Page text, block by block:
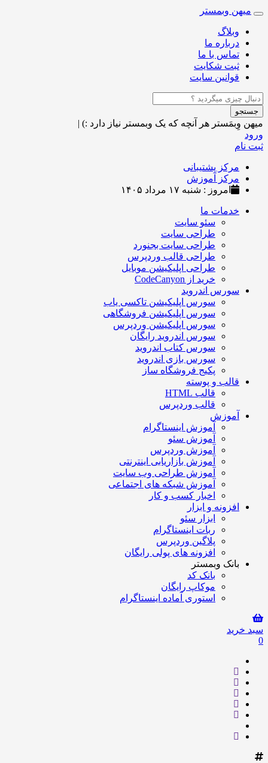
Toggle
navigation
میهن وبمستر
وبلاگ
درباره ما
تماس با ما
ثبت شکایت
قوانین سایت
جستجو
میهن وِبمَستر هر آنچه که یک وبمستر نیاز دارد :) |
ورود
ثبت نام
مرکز پشتیبانی
مرکز آموزش
امروز : شنبه ۱۷ مرداد ۱۴۰۵
خدمات ما
سئو سایت
طراحی سایت
طراحی سایت بجنورد
طراحی قالب وردپرس
طراحی اپلیکیشن موبایل
خرید از CodeCanyon
سورس اندروید
سورس اپلیکیشن تاکسی یاب
سورس اپلیکیشن فروشگاهی
سورس اپلیکیشن وردپرس
سورس اندروید رایگان
سورس کتاب اندروید
سورس بازی اندروید
پکیج فروشگاه ساز
قالب و پوسته
قالب HTML
قالب وردپرس
آموزش
آموزش اینستاگرام
آموزش سئو
آموزش وردپرس
آموزش بازاریابی اینترنتی
آموزش طراحی وب سایت
آموزش شبکه های اجتماعی
اخبار کسب و کار
افزونه و ابزار
ابزار سئو
ربات اینستاگرام
پلاگین وردپرس
افزونه های پولی رایگان
بانک وبمستر
بانک کد
موکاپ رایگان
استوری آماده اینستاگرام
سبد خرید
0